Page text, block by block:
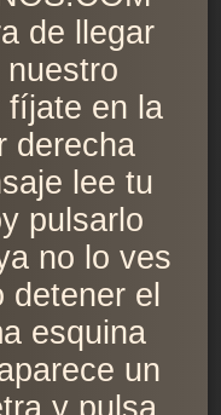
de llegar
fíjate en la
derecha
lee tu
pulsarlo
no lo ves
el
esquina
un